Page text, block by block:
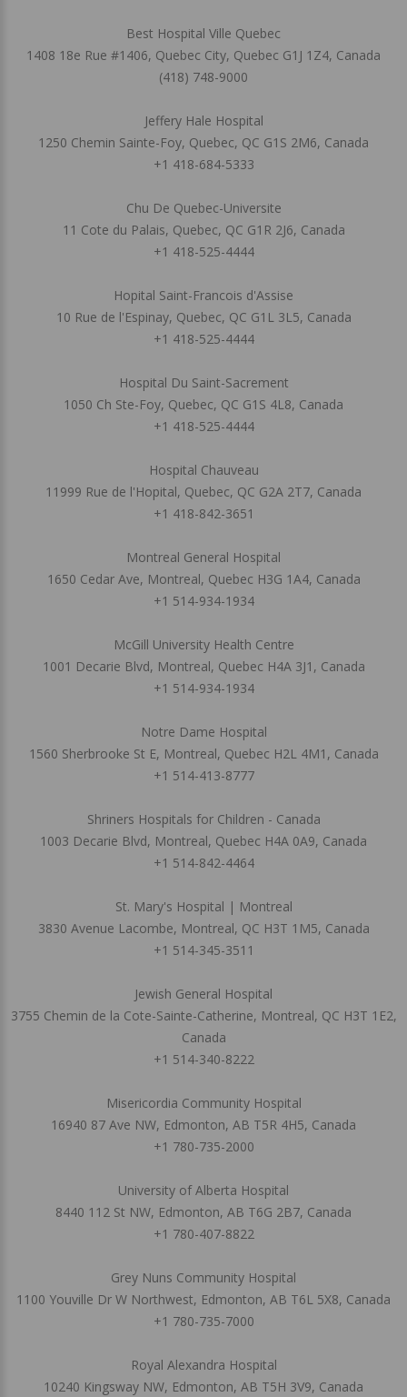
Best Hospital Ville Quebec
1408 18e Rue #1406, Quebec City, Quebec G1J 1Z4, Canada
(418) 748-9000
Jeffery Hale Hospital
1250 Chemin Sainte-Foy, Quebec, QC G1S 2M6, Canada
+1 418-684-5333
Chu De Quebec-Universite
11 Cote du Palais, Quebec, QC G1R 2J6, Canada
+1 418-525-4444
Hopital Saint-Francois d'Assise
10 Rue de l'Espinay, Quebec, QC G1L 3L5, Canada
+1 418-525-4444
Hospital Du Saint-Sacrement
1050 Ch Ste-Foy, Quebec, QC G1S 4L8, Canada
+1 418-525-4444
Hospital Chauveau
11999 Rue de l'Hopital, Quebec, QC G2A 2T7, Canada
+1 418-842-3651
Montreal General Hospital
1650 Cedar Ave, Montreal, Quebec H3G 1A4, Canada
+1 514-934-1934
McGill University Health Centre
1001 Decarie Blvd, Montreal, Quebec H4A 3J1, Canada
+1 514-934-1934
Notre Dame Hospital
1560 Sherbrooke St E, Montreal, Quebec H2L 4M1, Canada
+1 514-413-8777
Shriners Hospitals for Children - Canada
1003 Decarie Blvd, Montreal, Quebec H4A 0A9, Canada
+1 514-842-4464
St. Mary's Hospital | Montreal
3830 Avenue Lacombe, Montreal, QC H3T 1M5, Canada
+1 514-345-3511
Jewish General Hospital
3755 Chemin de la Cote-Sainte-Catherine, Montreal, QC H3T 1E2,
Canada
+1 514-340-8222
Misericordia Community Hospital
16940 87 Ave NW, Edmonton, AB T5R 4H5, Canada
+1 780-735-2000
University of Alberta Hospital
8440 112 St NW, Edmonton, AB T6G 2B7, Canada
+1 780-407-8822
Grey Nuns Community Hospital
1100 Youville Dr W Northwest, Edmonton, AB T6L 5X8, Canada
+1 780-735-7000
Royal Alexandra Hospital
10240 Kingsway NW, Edmonton, AB T5H 3V9, Canada